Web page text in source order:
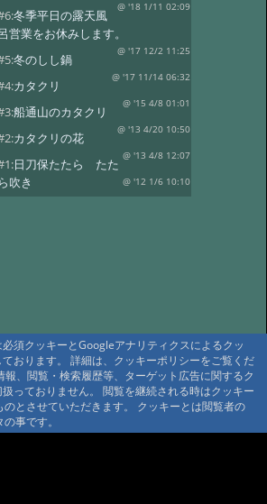
@ '18 1/11 02:09
冬季平日の露天風
営業をお休みします。
@ '17 12/2 11:25
冬のしし鍋
@ '17 11/14 06:32
カタクリ
@ '15 4/8 01:01
船通山のカタクリ
@ '13 4/20 10:50
カタクリの花
@ '13 4/8 12:07
日刀保たたら たた
ら吹き
@ '12 1/6 10:10
須クッキーとGoogleアナリティクスによるクッ
おります。 詳細は、クッキーポリシーをご覧くだ
報、閲覧・検索履歴等、ターゲット広告に関するク
扱っておりません。 閲覧を継続される時はクッキー
とさせていただきます。 クッキーとは閲覧者の
事です。